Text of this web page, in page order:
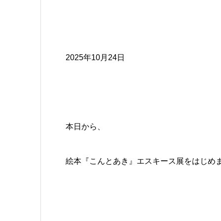
2025年10月24日
本日から、
絵本『こんとあき』エスキース展をはじめ